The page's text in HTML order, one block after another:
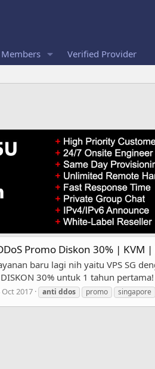
Members Verified Provider
Promo Diskon 30% |
baru lagi nih yaitu VPS SG
30% untuk 1 tahun
Oct 2017 anti ddos promo singapore